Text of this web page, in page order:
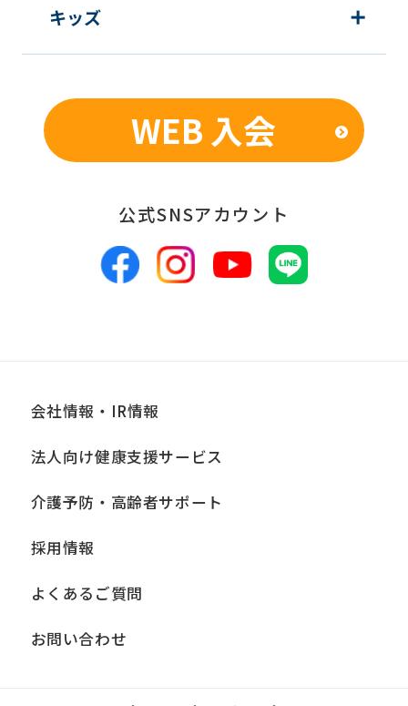
個人を特定できないよう加工したうえ
での統計的なデータの作成、活用、公
■個人情報の管理
当社は、お客様からお預かりした個人情
ざん、紛失等がないよう適正な管理に努
めます。当社において安全管理のために
講じている措置の内容については、本プ
■個人情報の開示
当社は、お客様からお預かりした個人情
本人の同意なく第三者に提供、開示いた
しません。ただし、法令により当社がお
る場合、あらかじめ当社との間で秘密保
持契約を締結している業務委託先、およ
する場合、法令に基づき当社が開示を求
キッズ
WEB 入会
公式SNSアカウント
会社情報・IR情報
法人向け健康支援サービス
介護予防・高齢者サポート
採用情報
よくあるご質問
お問い合わせ